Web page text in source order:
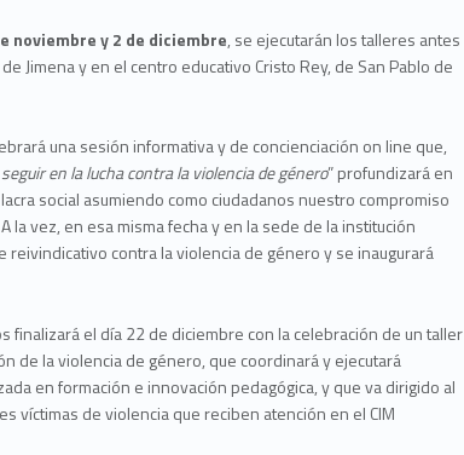
noviembre y 2 de diciembre, se ejecutarán los talleres antes
Jimena y en el centro educativo Cristo Rey, de San Pablo de
una sesión informativa y de concienciación on line que,
en la lucha contra la violencia de género” profundizará en
social asumiendo como ciudadanos nuestro compromiso
la vez, en esa misma fecha y en la sede de la institución
reivindicativo contra la violencia de género y se inaugurará
finalizará el día 22 de diciembre con la celebración de un taller
de la violencia de género, que coordinará y ejecutará
en formación e innovación pedagógica, y que va dirigido al
víctimas de violencia que reciben atención en el CIM